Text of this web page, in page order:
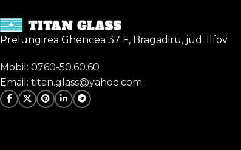
Prelungirea Ghencea 37 F, Bragadiru, jud. Ilfov
Mobil: 0760-50.60.60
Email: titan.glass@yahoo.com